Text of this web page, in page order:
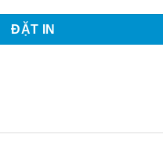
ĐẶT IN